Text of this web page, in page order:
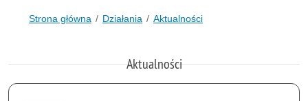
Strona główna Działania Aktualności
Aktualności